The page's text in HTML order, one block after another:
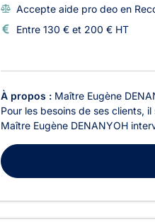
Accepte aide pro deo en
Entre 130 € et 200 € HT
À propos : Maître Eugène
Pour les besoins de ses clients,
Maître Eugène DENANYOH